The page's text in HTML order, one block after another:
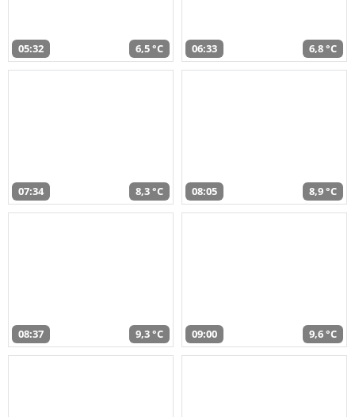
05:32 6,5 °C 06:33 6,8 °C
07:34 8,3 °C 08:05 8,9 °C
08:37 9,3 °C 09:00 9,6 °C